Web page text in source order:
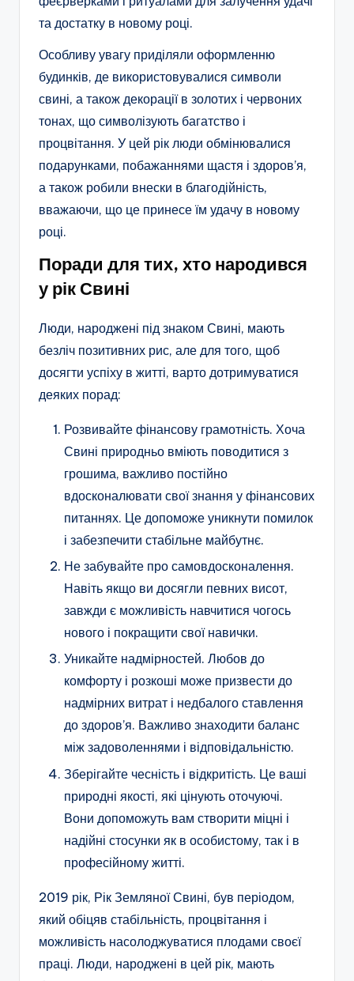
та достатку в новому році.
Особливу увагу приділяли оформленню
будинків, де використовувалися символи
свині, а також декорації в золотих і червоних
тонах, що символізують багатство і
процвітання. У цей рік люди обмінювалися
подарунками, побажаннями щастя і здоров’я,
а також робили внески в благодійність,
вважаючи, що це принесе їм удачу в новому
році.
Поради для тих, хто народився
у рік Свині
Люди, народжені під знаком Свині, мають
безліч позитивних рис, але для того, щоб
досягти успіху в житті, варто дотримуватися
деяких порад:
Розвивайте фінансову грамотність. Хоча
Свині природньо вміють поводитися з
грошима, важливо постійно
вдосконалювати свої знання у фінансових
питаннях. Це допоможе уникнути помилок
і забезпечити стабільне майбутнє.
Не забувайте про самовдосконалення.
Навіть якщо ви досягли певних висот,
завжди є можливість навчитися чогось
нового і покращити свої навички.
Уникайте надмірностей. Любов до
комфорту і розкоші може призвести до
надмірних витрат і недбалого ставлення
до здоров’я. Важливо знаходити баланс
між задоволеннями і відповідальністю.
Зберігайте чесність і відкритість. Це ваші
природні якості, які цінують оточуючі.
Вони допоможуть вам створити міцні і
надійні стосунки як в особистому, так і в
професійному житті.
2019 рік, Рік Земляної Свині, був періодом,
який обіцяв стабільність, процвітання і
можливість насолоджуватися плодами своєї
праці. Люди, народжені в цей рік, мають